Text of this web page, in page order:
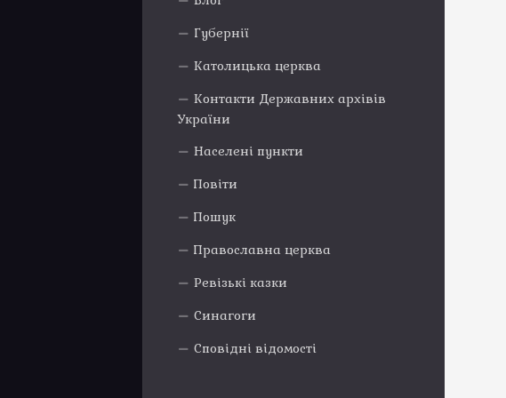
Губернії
Католицька церква
Контакти Державних архівів
України
Населені пункти
Повіти
Пошук
Православна церква
Ревізькі казки
Синагоги
Сповідні відомості